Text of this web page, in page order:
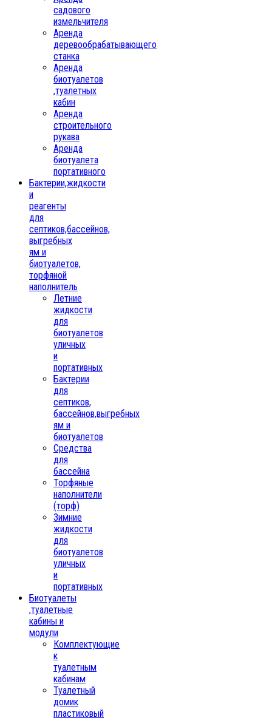
садового
измельчителя
Аренда
деревообрабатывающего
станка
Аренда
биотуалетов
,туалетных
кабин
Аренда
строительного
рукава
Аренда
биотуалета
портативного
Бактерии,жидкости
и
реагенты
для
септиков,бассейнов,
выгребных
ям и
биотуалетов,
торфяной
наполнитель
Летние
жидкости
для
биотуалетов
уличных
и
портативных
Бактерии
для
септиков,
бассейнов,выгребных
ям и
биотуалетов
Средства
для
бассейна
Торфяные
наполнители
(торф)
Зимние
жидкости
для
биотуалетов
уличных
и
портативных
Биотуалеты
,туалетные
кабины и
модули
Комплектующие
к
туалетным
кабинам
Туалетный
домик
пластиковый